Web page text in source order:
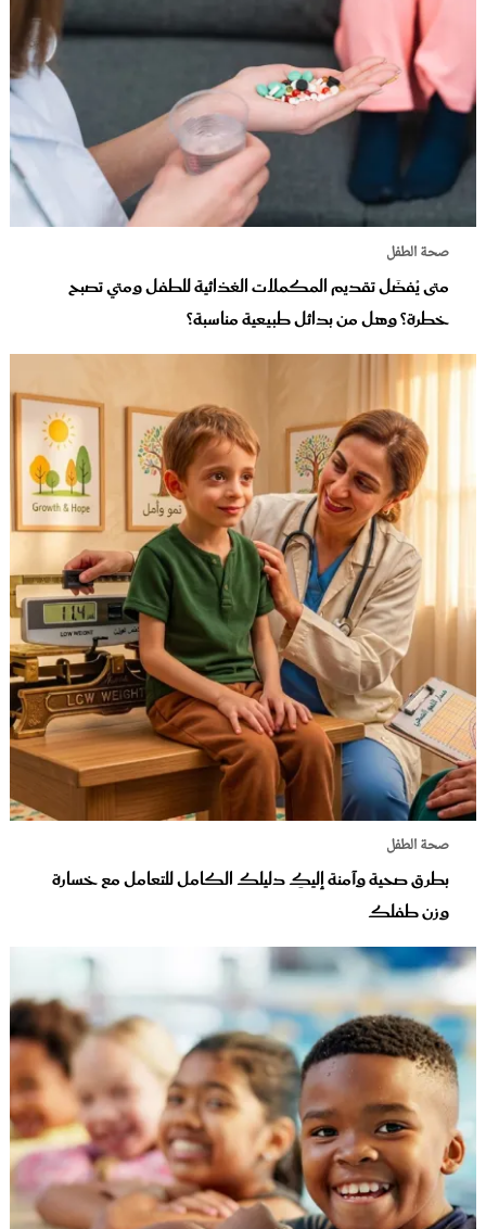
صحة الطفل
متى يُفضَل تقديم المكملات الغذائية للطفل ومتي تصبح
خطرة؟ وهل من بدائل طبيعية مناسبة؟
صحة الطفل
بطرق صحية وآمنة إليكِ دليلك الكامل للتعامل مع خسارة
وزن طفلك